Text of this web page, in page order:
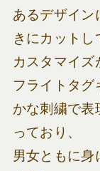
あるデザイン
きにカットし
カスタマイズ
フライトタ
かな刺繍で表
っており、
男女ともに身